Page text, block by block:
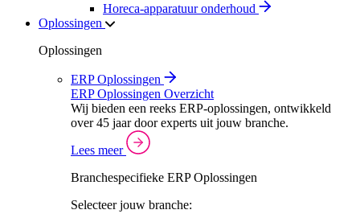
Horeca-apparatuur onderhoud
Oplossingen
Oplossingen
ERP Oplossingen
ERP Oplossingen Overzicht
Wij bieden een reeks ERP-oplossingen, ontwikkeld
over 45 jaar door experts uit jouw branche.
Lees meer
Branchespecifieke ERP Oplossingen
Selecteer jouw branche: